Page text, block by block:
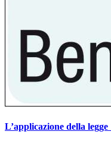
L’applicazione della